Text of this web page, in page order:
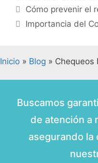
Cómo prevenir el
Importancia del
Inicio » Blog » Chequeos
Buscamos
de atención a
asegurando la